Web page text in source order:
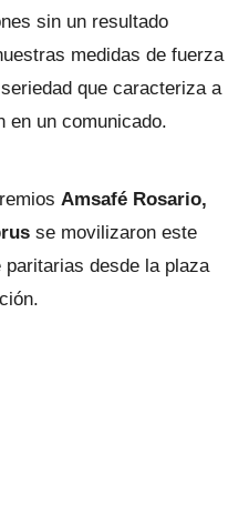
sin un resultado
medidas de fuerza
que caracteriza a
en un comunicado.
Amsafé Rosario,
se movilizaron este
desde la plaza